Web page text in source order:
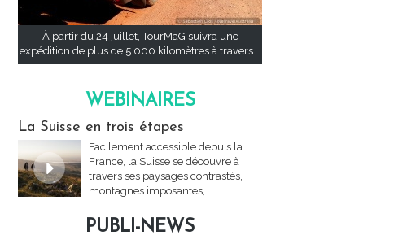
À partir du 24 juillet, TourMaG suivra une
expédition de plus de 5 000 kilomètres à travers...
WEBINAIRES
La Suisse en trois étapes
Facilement accessible depuis la
France, la Suisse se découvre à
travers ses paysages contrastés,
montagnes imposantes,...
PUBLI-NEWS